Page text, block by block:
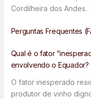
Cordilheira dos Andes.
Perguntas Frequentes
Qual é o fator
envolvendo o Equador?
O fator inesperado
produtor de vinho